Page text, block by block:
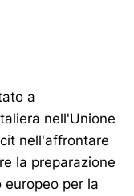
a
nell'Unione
nell'affrontare
la preparazione
per la